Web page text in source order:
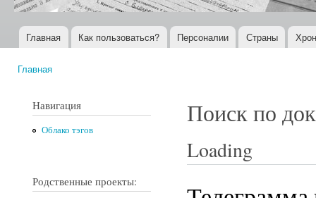
Главное меню
Главная Как пользоваться? Персоналии Страны
Главная
Навигация
Облако тэгов
Родственные проекты:
Поиск по
Loading